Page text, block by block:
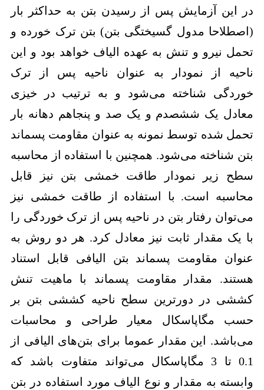
در این آزمایش پس از رسیدن بتن به حداکثر بار
(اصطلاحا مدول گسیختگی بتن) بتن ترک خورده و
تحمل نیرو و تنش به عهده الیاف خواهد بود و این
ناحیه از نمودار به عنوان ناحیه پس از ترک
خوردگی شناخته می‌شود و به ترتیب در خیزی
معادل یک ششصدم و یک صد و پنجاهم دهانه بار
تحمل شده توسط نمونه به عنوان مقاومت پسماند
بتن شناخته می‌شود. همچنین با استفاده از محاسبه
سطح زیر نمودار طاقت خمشی بتن نیز قابل
محاسبه است. با استفاده از طاقت خمشی نیز
می‌توان رفتار بتن در ناحیه پس از ترک خوردگی را
با یک مقدار ثابت نیز معادل کرد. هر دو روش به
عنوان مقاومت پسماند بتن الیافی قابل استناد
هستند. مقدار مقاومت پسماند با ماهیت تنش
کششی در دورترین سطح ناحیه کششی بتن بر
حسب مگاپاسکال معیار طراحی و محاسبات
می‌باشد. این مقدار عموما برای بتن‌های الیافی از
0.1 تا 3 مگاپاسکال می‌تواند متفاوت باشد که
وابسته به مقدار و نوع الیاف مورد استفاده در بتن